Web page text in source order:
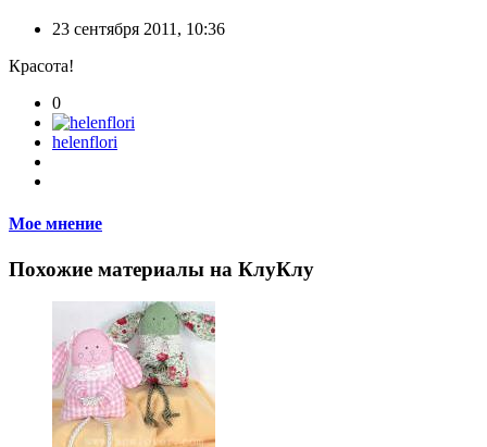
23 сентября 2011, 10:36
Красота!
0
helenflori
Мое мнение
Похожие материалы на КлуКлу